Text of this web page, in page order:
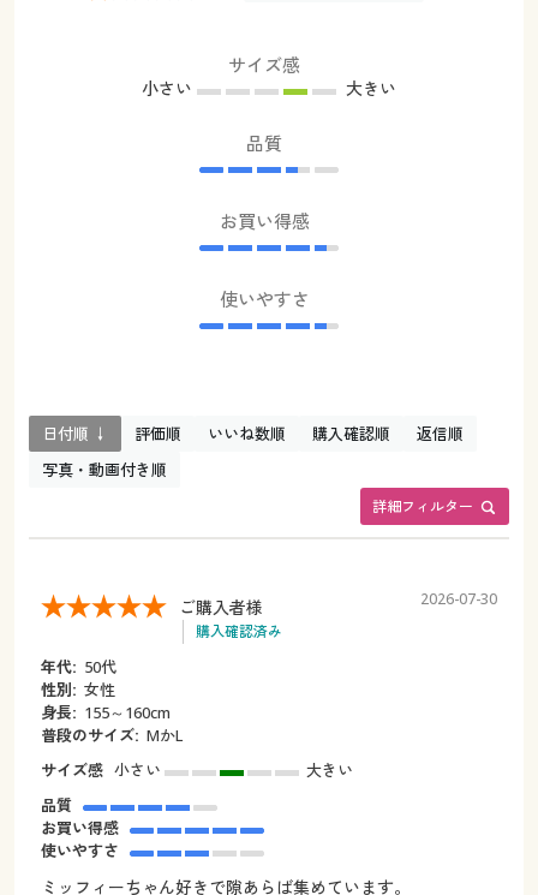
サイズ感
小さい 大きい
品質
お買い得感
使いやすさ
詳細フィルター
日付順 ↓ 評価順 いいね数順 購入確認順
返信順
写真・動画付き順
ご購入者様
購入確認済み
2026-07-30
年代: 50代
性別: 女性
身長: 155～160cm
普段のサイズ: MかL
サイズ感 小さい
大きい
品質
お買い得感
使いやすさ
ミッフィーちゃん好きで隙あらば集めています。